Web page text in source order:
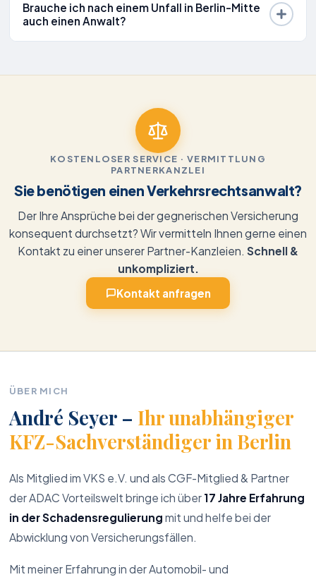
Brauche ich nach einem Unfall in Berlin-Mitte
auch einen Anwalt?
KOSTENLOSER SERVICE · VERMITTLUNG
PARTNERKANZLEI
Sie benötigen einen Verkehrsrechtsanwalt?
Der Ihre Ansprüche bei der gegnerischen Versicherung
konsequent durchsetzt? Wir vermitteln Ihnen gerne einen
Kontakt zu einer unserer Partner-Kanzleien. Schnell &
unkompliziert.
Kontakt anfragen
ÜBER MICH
André Seyer – Ihr unabhängiger
KFZ-Sachverständiger in Berlin
Als Mitglied im VKS e.V. und als CGF-Mitglied & Partner
der ADAC Vorteilswelt bringe ich über 17 Jahre Erfahrung
in der Schadensregulierung mit und helfe bei der
Abwicklung von Versicherungsfällen.
Mit meiner Erfahrung in der Automobil- und